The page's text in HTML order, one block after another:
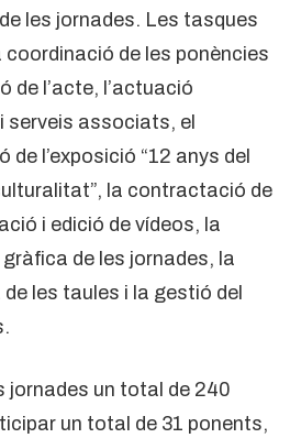
les jornades. Les tasques
de les ponències
de l’acte, l’actuació
serveis associats, el
de l’exposició “12 anys del
la contractació de
i edició de vídeos, la
de les jornades, la
les taules i la gestió del
jornades un total de 240
un total de 31 ponents,